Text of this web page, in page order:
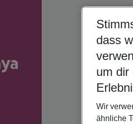
dass
um dir
Wir
ähnliche